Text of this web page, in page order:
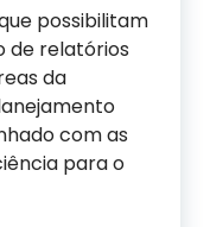
possibilitam
de relatórios
da
com as
para o